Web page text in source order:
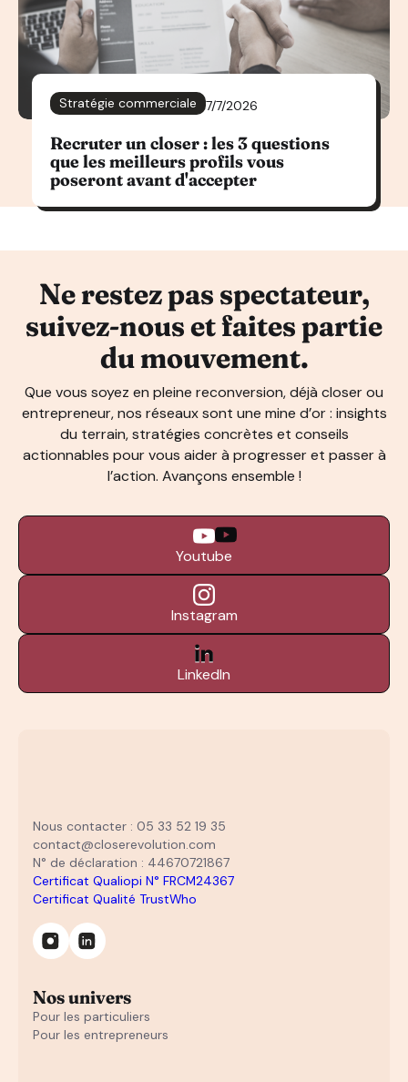
Stratégie commerciale 7/7/2026
Recruter un closer : les 3 questions
que les meilleurs profils vous
poseront avant d'accepter
Ne restez pas spectateur,
suivez-nous et faites partie
du mouvement.
Que vous soyez en pleine reconversion, déjà closer ou
entrepreneur, nos réseaux sont une mine d’or : insights
du terrain, stratégies concrètes et conseils
actionnables pour vous aider à progresser et passer à
l’action. Avançons ensemble !
Youtube
Instagram
LinkedIn
Nous contacter : 05 33 52 19 35
contact@closerevolution.com
N° de déclaration : 44670721867
Certificat Qualiopi N° FRCM24367
Certificat Qualité TrustWho
Nos univers
Pour les particuliers
Pour les entrepreneurs